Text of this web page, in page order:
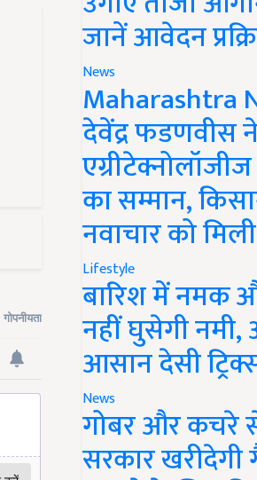
जानें आवेदन
News
Maharashtra
देवेंद्र फडणवीस
का सम्मान,
नवाचार को
Lifestyle
बारिश में नमक
नहीं घुसेगी नमी,
आसान देसी
News
गोबर और कचरे
सरकार खरीदेगी